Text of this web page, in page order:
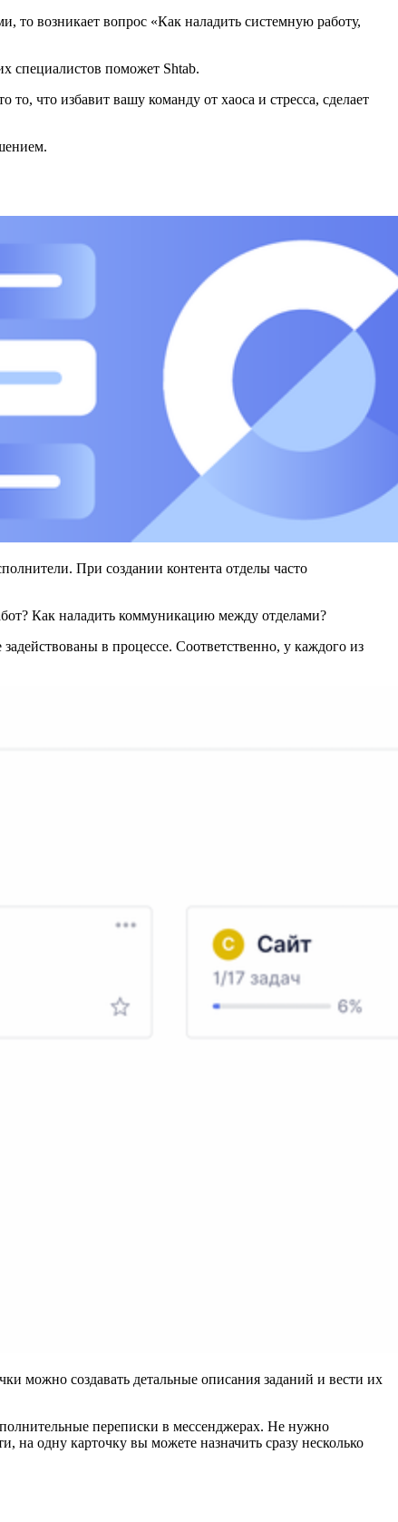
то возникает вопрос «Как наладить системную работу,
специалистов поможет Shtab.
что избавит вашу команду от хаоса и стресса, сделает
При создании контента отделы часто
Как наладить коммуникацию между отделами?
в процессе. Соответственно, у каждого из
можно создавать детальные описания заданий и вести их
переписки в мессенджерах. Не нужно
на одну карточку вы можете назначить сразу несколько